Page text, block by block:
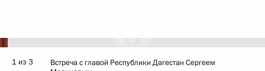
1 из 3
Встреча с главой Республики Дагестан Сергеем